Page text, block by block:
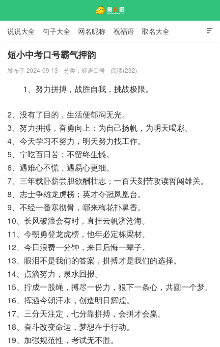

说说大全 句子大全 网名昵称 祝福语 取名大全
标语口号 签名大全
短小中考口号霸气押韵
发布于 2024-09-13 分类： 标语口号 阅读(232)
1、努力拼搏，战胜自我，挑战极限。
2、没有了目的，生活便郁闷无光。
3、努力拼搏，奋勇向上；为自己扬帆，为明天喝彩。
4、今天学习不努力，明天努力找工作。
5、宁吃百日苦；不留终生憾。
6、遇难心不慌，遇易心更细。
7、三年载卧薪尝胆欲酬壮志；一百天刻苦攻读誓闯雄关。
8、志士争雄龙虎榜；英才夺冠凤凰台。
9、不经一番寒彻骨，哪来梅花扑鼻香。
10、长风破浪会有时，直挂云帆济沧海。
11、今朝勇登龙虎榜，他年必定栋梁材。
12、今日浪费一分钟，来日后悔一辈子。
13、眼泪不是我们的答案，拼搏才是我们的选择。
14、点滴努力，泉水回报。
15、拧成一股绳，搏尽一份力，狠下一条心，共圆一个梦。
16、挥洒今朝汗水，创造明日辉煌。
17、三分天注定，七分靠拼搏，会拼才会赢。
18、奋斗改变命运，梦想在于行动。
19、加强规范性，考试无不胜。